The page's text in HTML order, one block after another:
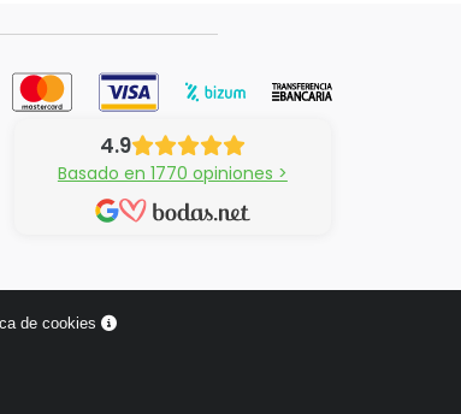
4.9
Basado en 1770 opiniones >
de cookies